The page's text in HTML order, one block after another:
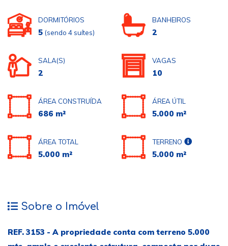
DORMITÓRIOS
5 (sendo 4 suítes)
BANHEIROS
2
SALA(S)
2
VAGAS
10
ÁREA CONSTRUÍDA
686 m²
ÁREA ÚTIL
5.000 m²
ÁREA TOTAL
5.000 m²
TERRENO
5.000 m²
Sobre o Imóvel
REF. 3153 - A propriedade conta com terreno 5.000